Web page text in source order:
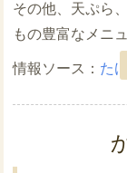
その他、天ぷら
もの豊富なメニ
た